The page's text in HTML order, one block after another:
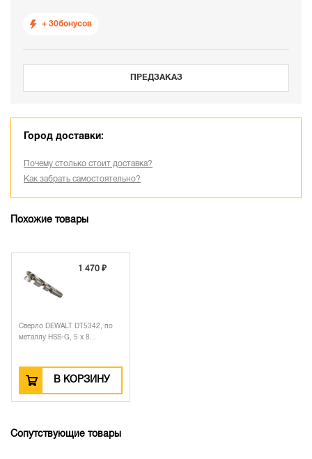
+ 30бонусов
ПРЕДЗАКАЗ
Город доставки:
Почему столько стоит доставка?
Как забрать самостоятельно?
Похожие товары
1 470 ₽
Сверло DEWALT DT5342, по
металлу HSS-G, 5 x 8...
В КОРЗИНУ
Сопутствующие товары